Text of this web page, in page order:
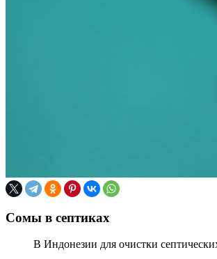
Сомы в септиках
В Индонезии для очистки